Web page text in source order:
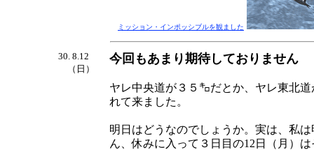
ミッション・インポッシブルを観ました
30. 8.12
（日）
今回もあまり期待しておりません
ヤレ中央道が３５㌔だとか、ヤレ東北
れて来ました。
明日はどうなのでしょうか。実は、私
ん、休みに入って３日目の12日（月）